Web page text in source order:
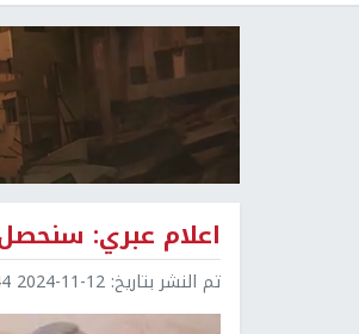
اعلام عبري:
تم النشر بتاريخ: 2024-11-12 16:44